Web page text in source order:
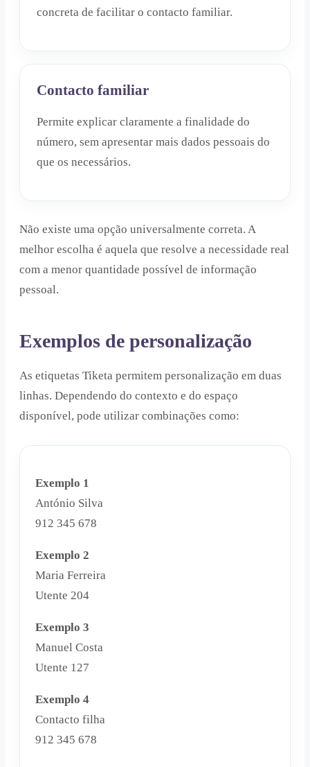
concreta de facilitar o contacto familiar.
Contacto familiar
Permite explicar claramente a finalidade do
número, sem apresentar mais dados pessoais do
que os necessários.
Não existe uma opção universalmente correta. A
melhor escolha é aquela que resolve a necessidade real
com a menor quantidade possível de informação
pessoal.
Exemplos de personalização
As etiquetas Tiketa permitem personalização em duas
linhas. Dependendo do contexto e do espaço
disponível, pode utilizar combinações como:
Exemplo 1
António Silva
912 345 678
Exemplo 2
Maria Ferreira
Utente 204
Exemplo 3
Manuel Costa
Utente 127
Exemplo 4
Contacto filha
912 345 678